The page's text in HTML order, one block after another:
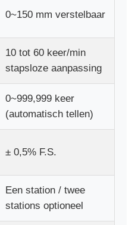
0~150 mm verstelbaar
10 tot 60 keer/min
stapsloze aanpassing
0~999,999 keer
(automatisch tellen)
± 0,5% F.S.
Een station / twee
stations optioneel